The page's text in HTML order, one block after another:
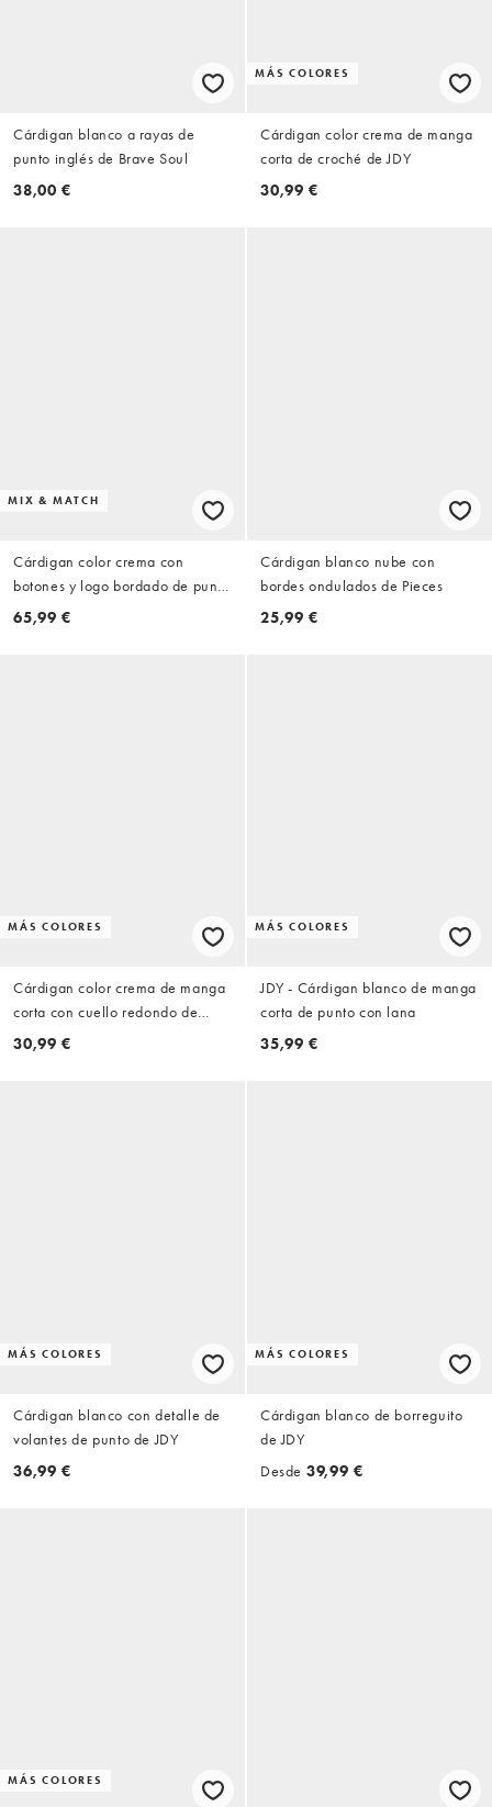
Cárdigan blanco a rayas de
punto inglés de Brave Soul
38,00 €
MÁS COLORES
Cárdigan color crema de manga
corta de croché de JDY
30,99 €
MIX & MATCH
Cárdigan color crema con
botones y logo bordado de punto
efecto lana de Kaiia (parte de un
65,99 €
Cárdigan blanco nube con
bordes ondulados de Pieces
25,99 €
MÁS COLORES
Cárdigan color crema de manga
corta con cuello redondo de
punto de Vero Moda
30,99 €
MÁS COLORES
JDY - Cárdigan blanco de manga
corta de punto con lana
35,99 €
MÁS COLORES
Cárdigan blanco con detalle de
volantes de punto de JDY
36,99 €
MÁS COLORES
Cárdigan blanco de borreguito
de JDY
Desde 39,99 €
MÁS COLORES